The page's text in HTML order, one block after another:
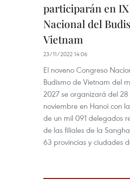
participarán en
Nacional del
Vietnam
23/11/2022 14:06
El noveno Congreso
Budismo de Vietnam del
2027 se organizará del
noviembre en Hanoi con
de un mil 091 delegados
de las filiales de la
63 provincias y ciudades